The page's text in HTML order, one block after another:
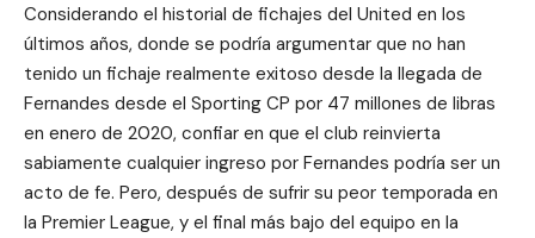
Considerando el historial de fichajes del United en los
últimos años, donde se podría argumentar que no han
tenido un fichaje realmente exitoso desde la llegada de
Fernandes desde el Sporting CP por 47 millones de libras
en enero de 2020, confiar en que el club reinvierta
sabiamente cualquier ingreso por Fernandes podría ser un
acto de fe. Pero, después de sufrir su peor temporada en
la Premier League, y el final más bajo del equipo en la